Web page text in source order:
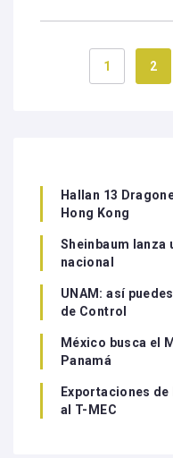
1 2
Hallan 13
Hong Kong
Sheinbaum lanza
nacional
UNAM: así
de Control
México busca el
Panamá
Exportaciones
al T-MEC